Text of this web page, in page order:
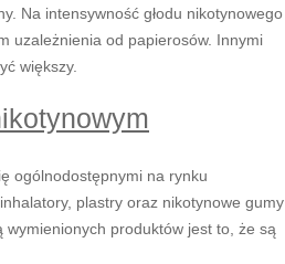
Na intensywność głodu nikotynowego
uzależnienia od papierosów. Innymi
większy.
ogólnodostępnymi na rynku
plastry oraz nikotynowe gumy
produktów jest to, że są